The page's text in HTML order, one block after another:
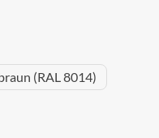
(RAL 8014)